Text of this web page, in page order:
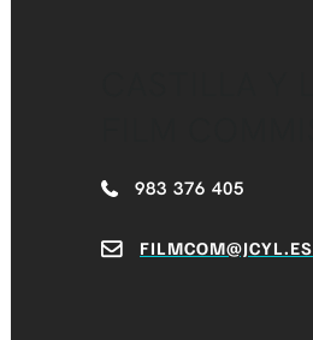
983 376 405
FILMCOM@JCYL.ES